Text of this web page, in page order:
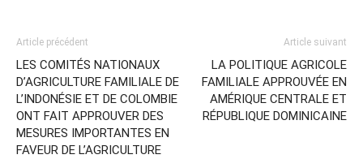
Article précédent
LES COMITÉS NATIONAUX
D’AGRICULTURE FAMILIALE DE
L’INDONÉSIE ET DE COLOMBIE
ONT FAIT APPROUVER DES
MESURES IMPORTANTES EN
FAVEUR DE L’AGRICULTURE
Article suivant
LA POLITIQUE AGRICOLE
FAMILIALE APPROUVÉE EN
AMÉRIQUE CENTRALE ET
RÉPUBLIQUE DOMINICAINE